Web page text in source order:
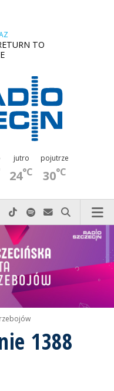
TO
jutro
24°C
pojutrze
30°C
do nas zadzwoń
nas na Facebook-u
nas na X
Odwiedź nas na Instagram-ie
Odwiedź nas na TikTok-u
Szukaj nas na Spotify
Wyślij do nas
Szukaj
1388